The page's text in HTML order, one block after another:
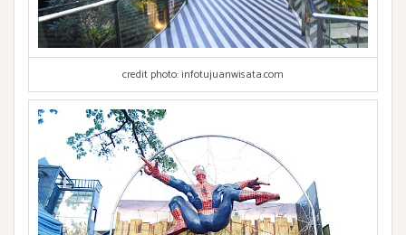
credit photo: infotujuanwisata.com